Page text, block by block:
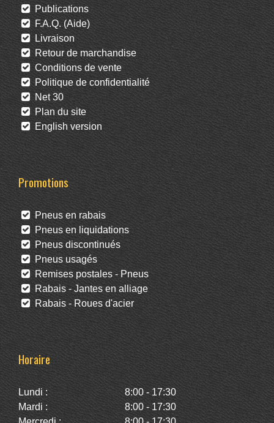
Publications
F.A.Q. (Aide)
Livraison
Retour de marchandise
Conditions de vente
Politique de confidentialité
Net 30
Plan du site
English version
Promotions
Pneus en rabais
Pneus en liquidations
Pneus discontinués
Pneus usagés
Remises postales - Pneus
Rabais - Jantes en alliage
Rabais - Roues d'acier
Horaire
Lundi :
8:00 - 17:30
Mardi :
8:00 - 17:30